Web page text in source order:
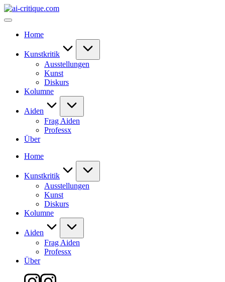
Skip
to
ai-
Home
Kunstkritik
Ausstellungen
Kunst
Diskurs
Kolumne
Aiden
Frag Aiden
Professx
Über
Home
Kunstkritik
Ausstellungen
Kunst
Diskurs
Kolumne
Aiden
Frag Aiden
Professx
Über
Instagram